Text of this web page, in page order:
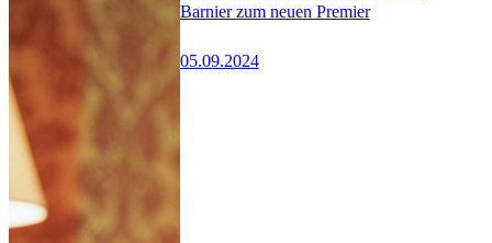
Barnier zum neuen Premier
05.09.2024